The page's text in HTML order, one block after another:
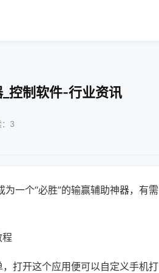
控制软件-行业资讯
3
一个“必胜”的输赢辅助神器，有需
打开这个应用便可以自定义手机打